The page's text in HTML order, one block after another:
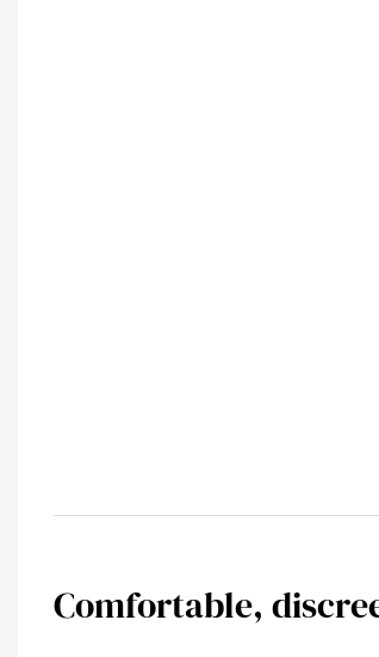
Comfortable,